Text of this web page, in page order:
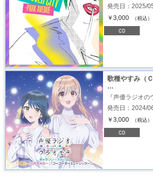
発売日：2025/
￥3,000
（税込）
歌種やすみ（
…
『声優ラジオ
発売日：2024/
￥3,000
（税込）